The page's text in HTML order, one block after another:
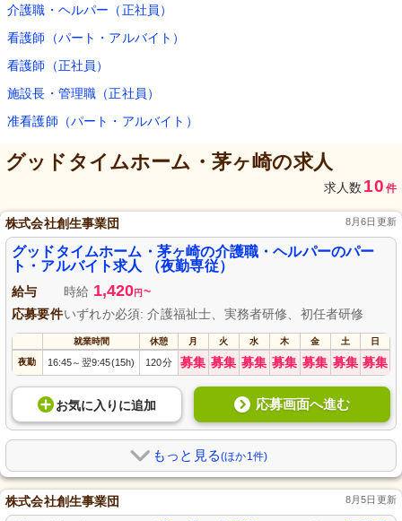
介護職・ヘルパー（正社員）
看護師（パート・アルバイト）
看護師（正社員）
施設長・管理職（正社員）
准看護師（パート・アルバイト）
グッドタイムホーム・茅ヶ崎の求人
求人数 10 件
株式会社創生事業団 8月6日更新
グッドタイムホーム・茅ヶ崎の介護職・ヘルパーのパー
ト・アルバイト求人 （夜勤専従）
給与 時給 1,420円 ~
応募要件いずれか必須: 介護福祉士、実務者研修、初任者研修
就業時間 休憩 月 火 水 木 金 土 日
夜勤 16:45～ 翌9:45(15h) 120分 募集 募集 募集 募集 募集 募集 募集
お気に入り に追加 応募画面へ進む
もっと見る(ほか1件)
株式会社創生事業団 8月5日更新